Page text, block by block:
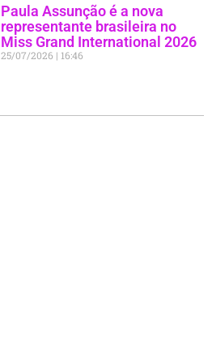
Paula Assunção é a nova
representante brasileira no
Miss Grand International 2026
25/07/2026 16:46